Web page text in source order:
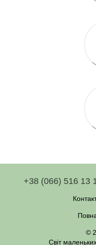
+38 (066) 516 13
©
Світ